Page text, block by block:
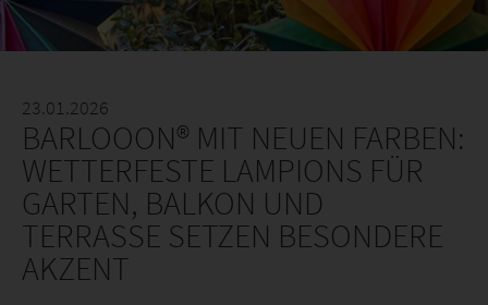
23.01.2026
BARLOOON® MIT NEUEN FARBEN:
WETTERFESTE LAMPIONS FÜR
GARTEN, BALKON UND
TERRASSE SETZEN BESONDERE
AKZENT